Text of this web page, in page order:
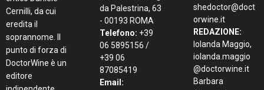
Cernilli, da cui
eredita il
soprannome. Il
punto di forza di
DoctorWine è un
editore
da Palestrina, 63
- 00193 ROMA
Telefono: +39
06 5895156 /
+39 06
87085419
Email:
shedoctor@doct
orwine.it
REDAZIONE:
Iolanda Maggio,
iolanda.maggio
@doctorwine.it
Barbara